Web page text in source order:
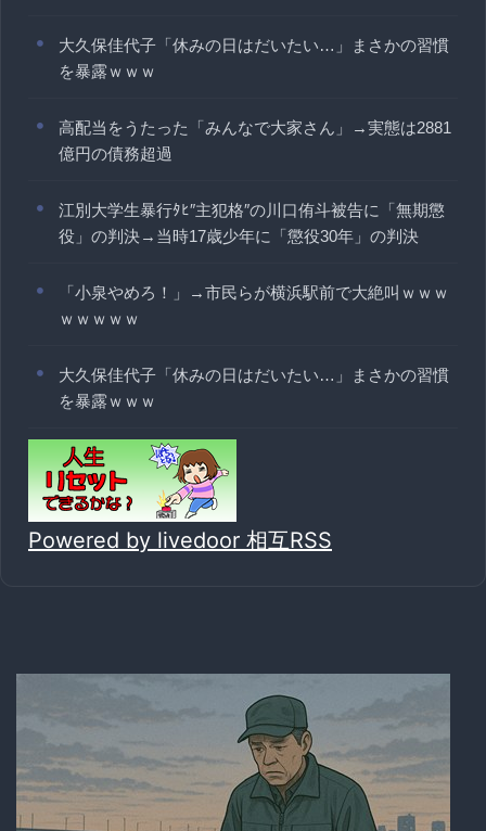
大久保佳代子「休みの日はだいたい…」まさかの習慣
を暴露ｗｗｗ
高配当をうたった「みんなで大家さん」→実態は2881
億円の債務超過
江別大学生暴行ﾀﾋ″主犯格″の川口侑斗被告に「無期懲
役」の判決→当時17歳少年に「懲役30年」の判決
「小泉やめろ！」→市民らが横浜駅前で大絶叫ｗｗｗ
ｗｗｗｗｗ
大久保佳代子「休みの日はだいたい…」まさかの習慣
を暴露ｗｗｗ
Powered by livedoor 相互RSS